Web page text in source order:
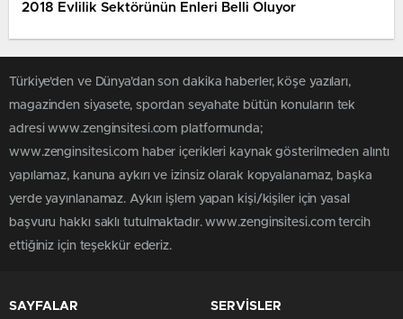
2018 Evlilik Sektörünün Enleri Belli Oluyor
Türkiye'den ve Dünya’dan son dakika haberler, köşe yazıları,
magazinden siyasete, spordan seyahate bütün konuların tek
adresi www.zenginsitesi.com platformunda;
www.zenginsitesi.com haber içerikleri kaynak gösterilmeden alıntı
yapılamaz, kanuna aykırı ve izinsiz olarak kopyalanamaz, başka
yerde yayınlanamaz. Aykırı işlem yapan kişi/kişiler için yasal
başvuru hakkı saklı tutulmaktadır. www.zenginsitesi.com tercih
ettiğiniz için teşekkür ederiz.
SAYFALAR SERVİSLER